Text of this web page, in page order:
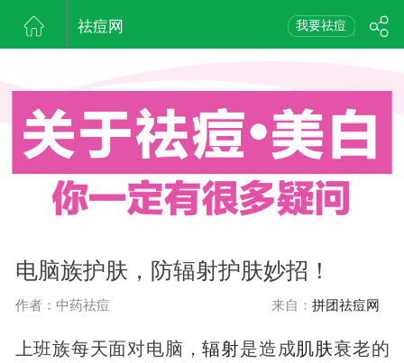
祛痘网 我要祛痘
电脑族护肤，防辐射护肤妙招！
作者：中药祛痘 来自： 拼团祛痘网
上班族每天面对电脑，辐射是造成肌肤衰老的